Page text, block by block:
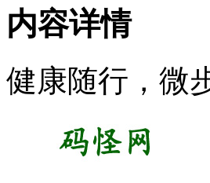
内容详情
健康随行，微